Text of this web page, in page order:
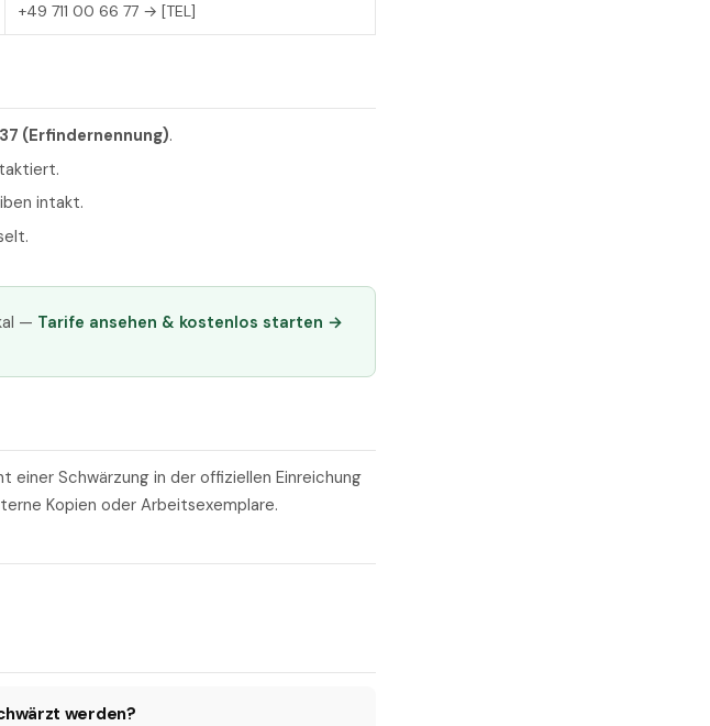
+49 711 00 66 77 → [TEL]
(Erfindernennung).
intakt.
— Tarife ansehen & kostenlos starten →
einer Schwärzung in der offiziellen Einreichung
Kopien oder Arbeitsexemplare.
werden?